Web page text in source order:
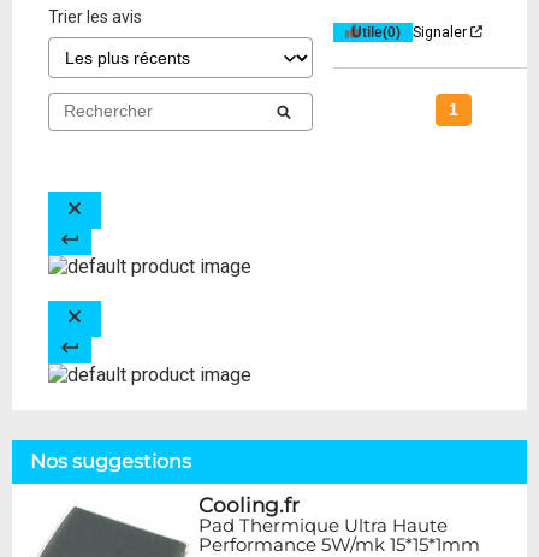
Trier les avis
Utile(0) Signaler
1
Nos suggestions
Cooling.fr
Pad Thermique Ultra Haute
Performance 5W/mk 15*15*1mm